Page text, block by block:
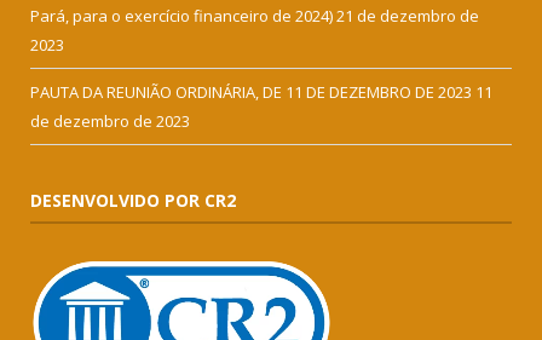
Pará, para o exercício financeiro de 2024)21 de dezembro de
2023
PAUTA DA REUNIÃO ORDINÁRIA, DE 11 DE DEZEMBRO DE 2023 11
de dezembro de 2023
DESENVOLVIDO POR CR2